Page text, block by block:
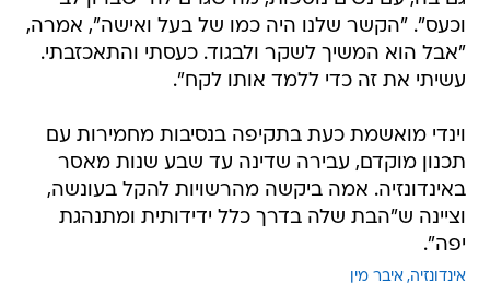
וכעס". "הקשר שלנו היה כמו של בעל ואישה", אמרה,
"אבל הוא המשיך לשקר ולבגוד. כעסתי והתאכזבתי.
עשיתי את זה כדי ללמד אותו לקח".
וינדי מואשמת כעת בתקיפה בנסיבות מחמירות עם
תכנון מוקדם, עבירה שדינה עד שבע שנות מאסר
באינדונזיה. אמה ביקשה מהרשויות להקל בעונשה,
וציינה ש"הבת שלה בדרך כלל ידידותית ומתנהגת
יפה".
אינדונזיה איבר מין